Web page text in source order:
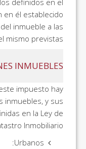
definidos en el
en él establecido
inmueble a las
mismo previstas.
INMUEBLES
impuesto hay
inmuebles, y sus
en la Ley de
Inmobiliario: